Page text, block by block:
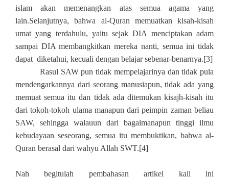
islam akan memenangkan atas semua agama yang
lain.Selanjutnya, bahwa al-Quran memuatkan kisah-kisah
umat yang terdahulu, yaitu sejak DIA menciptakan adam
sampai DIA membangkitkan mereka nanti, semua ini tidak
dapat diketahui, kecuali dengan belajar sebenar-benarnya.[3]
Rasul SAW pun tidak mempelajarinya dan tidak pula
mendengarkannya dari seorang manusiapun, tidak ada yang
memuat semua itu dan tidak ada ditemukan kisajh-kisah itu
dari tokoh-tokoh ulama manapun dari peimpin zaman beliau
SAW, sehingga walauun dari bagaimanapun tinggi ilmu
kebudayaan seseorang, semua itu membuktikan, bahwa al-
Quran berasal dari wahyu Allah SWT.[4]
Nah begitulah pembahasan artikel kali ini